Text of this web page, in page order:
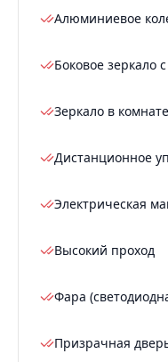
Алюминиевое
Боковое зеркало
Зеркало в
Дистанционное
Электрическая
Высокий проход
Фара
Призрачная